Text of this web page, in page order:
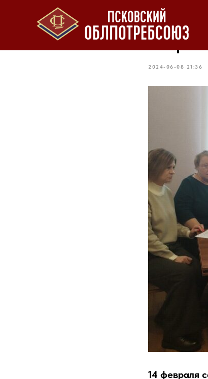
вчера
2024-06-08 21:36
14 февраля